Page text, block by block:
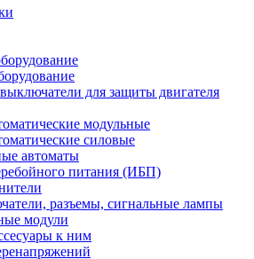
для защиты двигателя
модульные
силовые
автоматы
питания (ИБП)
разъемы, сигнальные лампы
модули
к ним